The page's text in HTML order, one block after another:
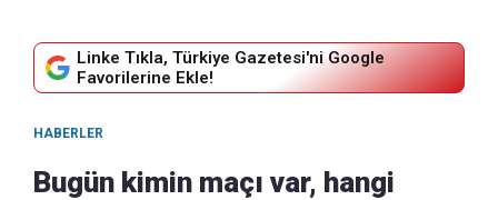
Linke Tıkla, Türkiye Gazetesi'ni Google
Favorilerine Ekle!
HABERLER
Bugün kimin maçı var, hangi